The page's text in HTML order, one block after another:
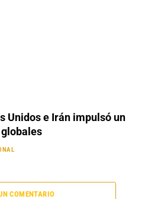
Unidos e Irán impulsó un
COMENTARIO